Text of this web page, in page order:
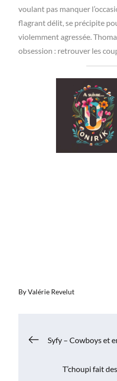
voulant pas manquer
flagrant délit, se précipite
violemment agressée.
obsession : retrouver les
ByValérie Revelut
Navigation
Syfy – Cowboys et
T’choupi fait